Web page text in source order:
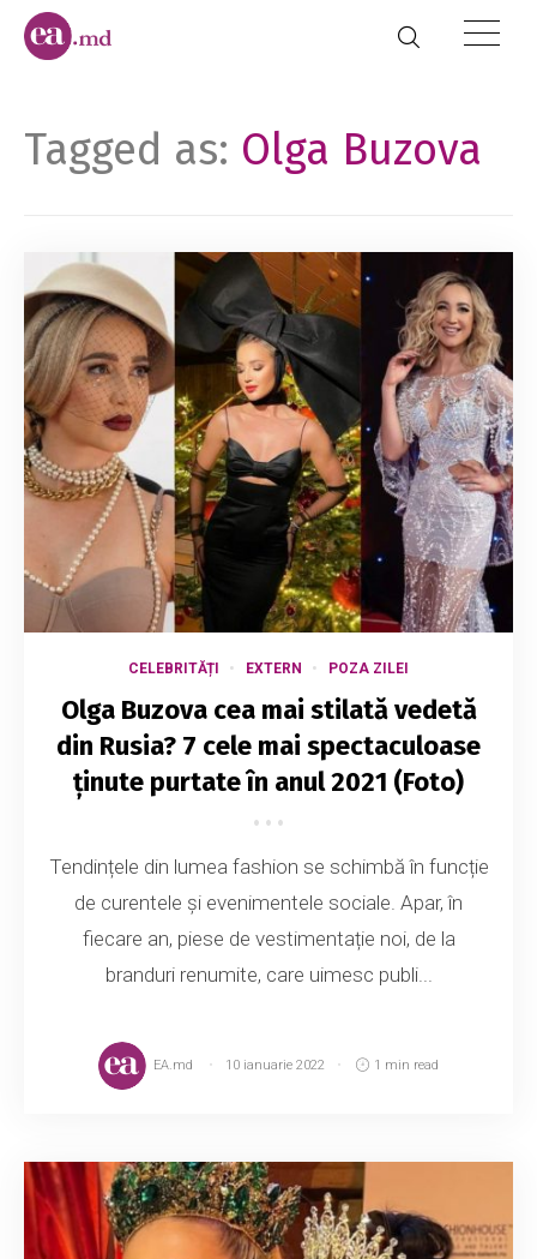
Tagged as: Olga Buzova
CELEBRITĂȚI EXTERN POZA ZILEI
Olga Buzova cea mai stilată vedetă
din Rusia? 7 cele mai spectaculoase
ținute purtate în anul 2021 (Foto)
Tendințele din lumea fashion se schimbă în funcție
de curentele și evenimentele sociale. Apar, în
fiecare an, piese de vestimentație noi, de la
branduri renumite, care uimesc publi...
EA.md 10 ianuarie 2022 1 min read